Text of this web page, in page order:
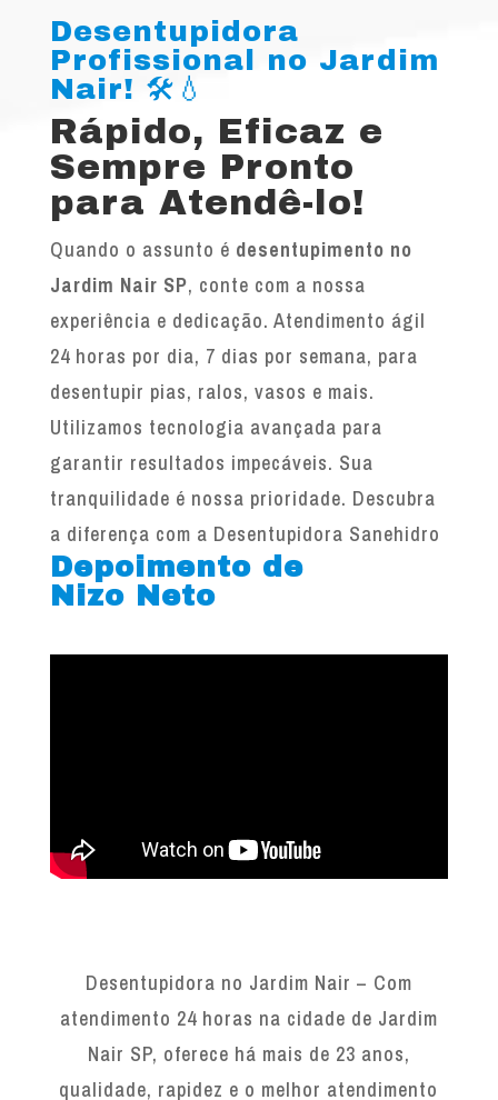
Desentupidora
Profissional no Jardim
Nair! 🛠️💧
Rápido, Eficaz e
Sempre Pronto
para Atendê-lo!
Quando o assunto é desentupimento no
Jardim Nair SP, conte com a nossa
experiência e dedicação. Atendimento ágil
24 horas por dia, 7 dias por semana, para
desentupir pias, ralos, vasos e mais.
Utilizamos tecnologia avançada para
garantir resultados impecáveis. Sua
tranquilidade é nossa prioridade. Descubra
a diferença com a Desentupidora Sanehidro
Depoimento de
Nizo Neto
Desentupidora no Jardim Nair – Com
atendimento 24 horas na cidade de Jardim
Nair SP, oferece há mais de 23 anos,
qualidade, rapidez e o melhor atendimento